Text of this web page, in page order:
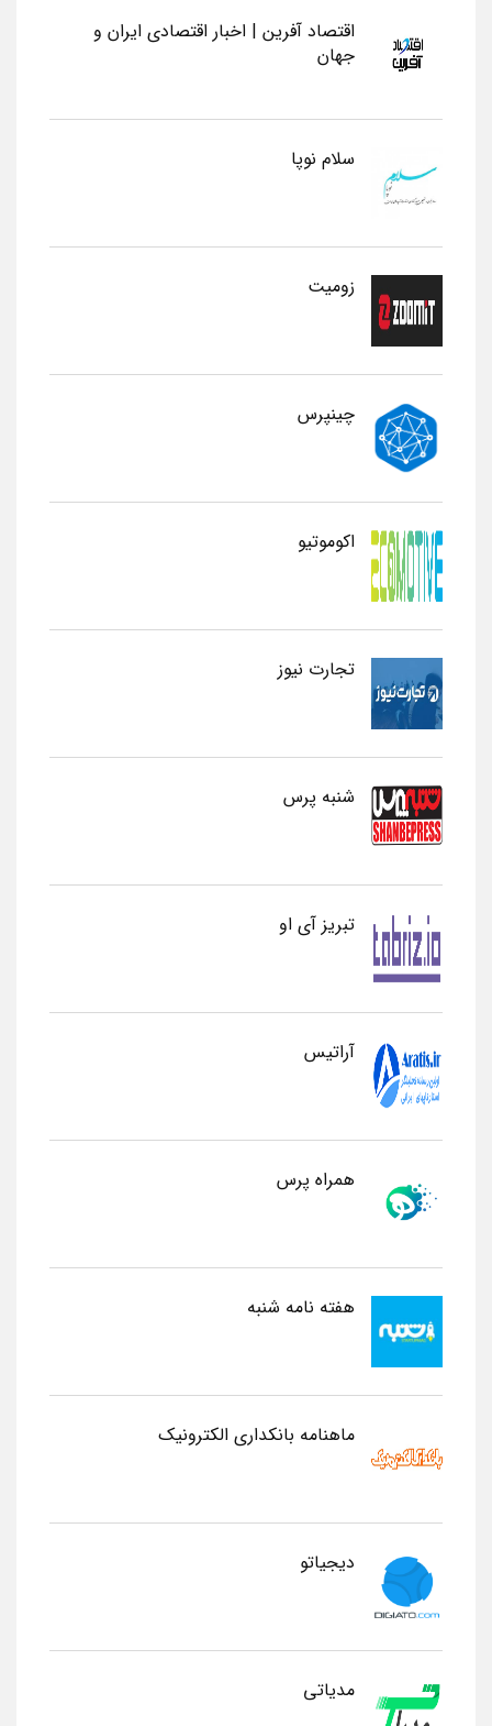
اقتصاد آفرین | اخبار اقتصادی ایران و
جهان
سلام نوپا
زومیت
چینپرس
اکوموتیو
تجارت نیوز
شنبه پرس
تبریز آی او
آراتیس
همراه پرس
هفته نامه شنبه
ماهنامه بانکداری الکترونیک
دیجیاتو
مدیاتی